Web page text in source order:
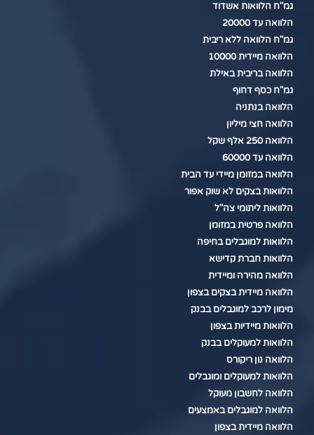
גמ"ח הלוואות אשדוד
הלוואה עד 20000
גמ"ח הלוואה ללא ריבית
הלוואה מיידית 10000
הלוואה בריבית באילת
גמ"ח כסף דחוף
הלוואה בנתניה
הלוואה חצי מיליון
הלוואה 250 אלף שקל
הלוואה עד 60000
הלוואה במזומן מיידי עד הבית
הלוואות בצקים לא שוק אפור
הלוואות ליתומי צה"ל
הלוואה פרטית במזומן
הלוואות למוגבלים בחיפה
הלוואות חברת קדישא
הלוואה מהירה ומיידית
הלוואה מיידית בצקים בצפון
מימון לרכב למוגבלים בבנק
הלוואות מיידיות בצפון
הלוואות למעוקלים בבנק
הלוואה נון ריקורס
הלוואות למעוקלים ומוגבלים
הלוואה לחשבון מעוקל
הלוואה למוגבלים באמצעים
הלוואה מיידית בצפון